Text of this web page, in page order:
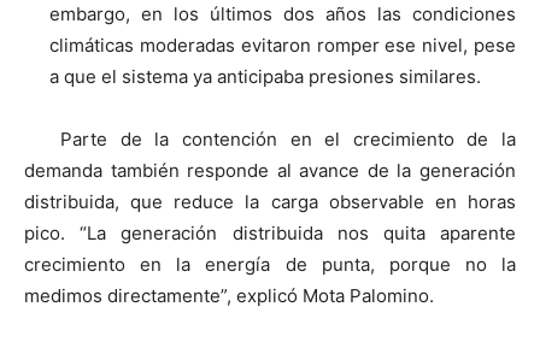
embargo, en los últimos dos años las condiciones
climáticas moderadas evitaron romper ese nivel, pese
a que el sistema ya anticipaba presiones similares.
Parte de la contención en el crecimiento de la
demanda también responde al avance de la generación
distribuida, que reduce la carga observable en horas
pico. “La generación distribuida nos quita aparente
crecimiento en la energía de punta, porque no la
medimos directamente”, explicó Mota Palomino.